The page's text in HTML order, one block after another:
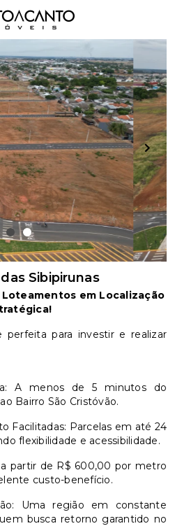
item
0
item
1
Sibipirunas
em Localização
perfeita para investir e realizar
A menos de 5 minutos do
Bairro São Cristóvão.
Facilitadas: Parcelas em até 24
flexibilidade e acessibilidade.
a partir de R$ 600,00 por metro
custo-benefício.
Uma região em constante
busca retorno garantido no